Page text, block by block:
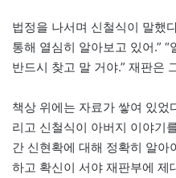
법정을 나서며 신철식이 말했
통해 열심히 알아보고 있어.”
반드시 찾고 말 거야.” 재판은
책상 위에는 자료가 쌓여 있었
리고 신철식이 아버지 이야기
간 신현확에 대해 정확히 알
하고 확신이 서야 재판부에 제